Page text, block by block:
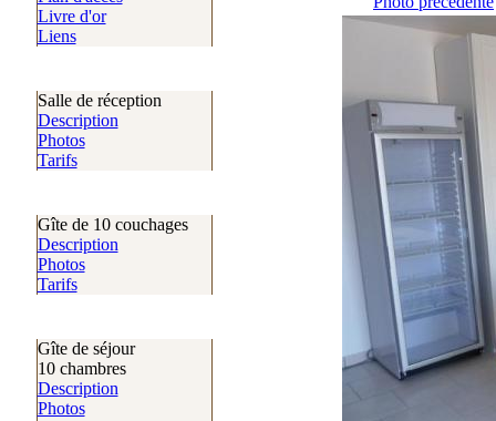
Livre d'or
Liens
Salle de réception
Description
Photos
Tarifs
Gîte de 10 couchages
Description
Photos
Tarifs
Gîte de séjour
10 chambres
Description
Photos